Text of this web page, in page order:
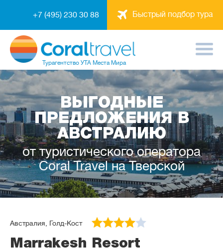
Быстрый подбор тура
+7 (495) 230 30 88
Турагентство УТА Места Мира
ВЫГОДНЫЕ
ПРЕДЛОЖЕНИЯ В
АВСТРАЛИЮ
от туристического оператора
Coral Travel на Тверской
Австралия, Голд-Кост
Marrakesh Resort